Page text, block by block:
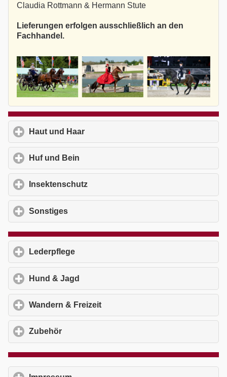
Claudia Rottmann & Hermann Stute
Lieferungen erfolgen ausschließlich an den
Fachhandel.
Haut und Haar
Huf und Bein
Insektenschutz
Sonstiges
Lederpflege
Hund & Jagd
Wandern & Freizeit
Zubehör